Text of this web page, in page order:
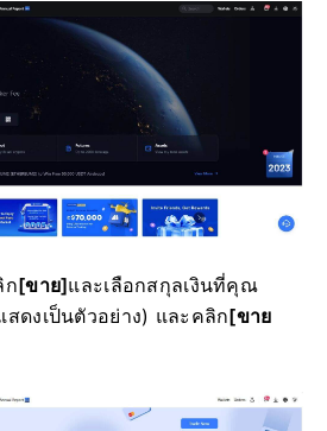
ก[ขาย]และเลือกสกุลเงินที่คุณ
ดงเป็นตัวอย่าง) และคลิก[ขาย